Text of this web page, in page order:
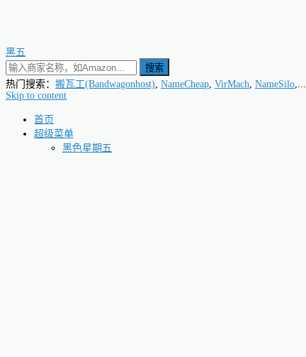
黑五
搜索
热门搜索： 搬瓦工(Bandwagonhost), NameCheap, VirMach, NameSilo,...
Skip to content
首页
超级菜单
黑色星期五